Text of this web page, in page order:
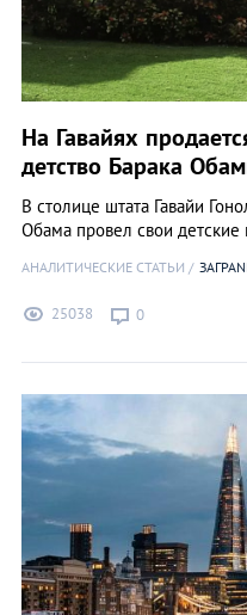
На Гавайях
детство Барака
В столице штата Гавайи
Обама провел свои детские
АНАЛИТИЧЕСКИЕ СТАТЬИ
25038 0